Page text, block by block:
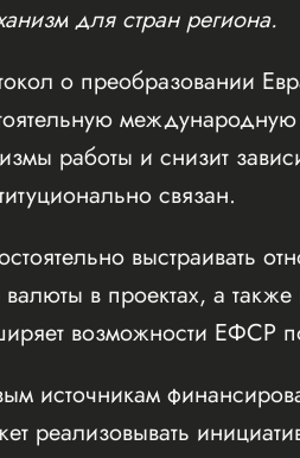
для стран региона.
о преобразовании
работы и снизит
связан.
выстраивать
в проектах, а также
возможности ЕФСР
источникам
реализовывать